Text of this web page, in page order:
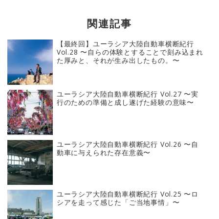
関連記事
【最終回】ユーラシア大陸自動車横断紀行
Vol.28 〜自らの体験とすることで刻み込まれ
た厚みと、それが生み出したもの。〜
ユーラシア大陸自動車横断紀行 Vol.27 〜実
行のための準備と成し遂げた経験の意味〜
ユーラシア大陸自動車横断紀行 Vol.26 〜自
動車に与えられた存在意義〜
ユーラシア大陸自動車横断紀行 Vol.25 〜ロ
シアを走って感じた「ご当地事情」〜